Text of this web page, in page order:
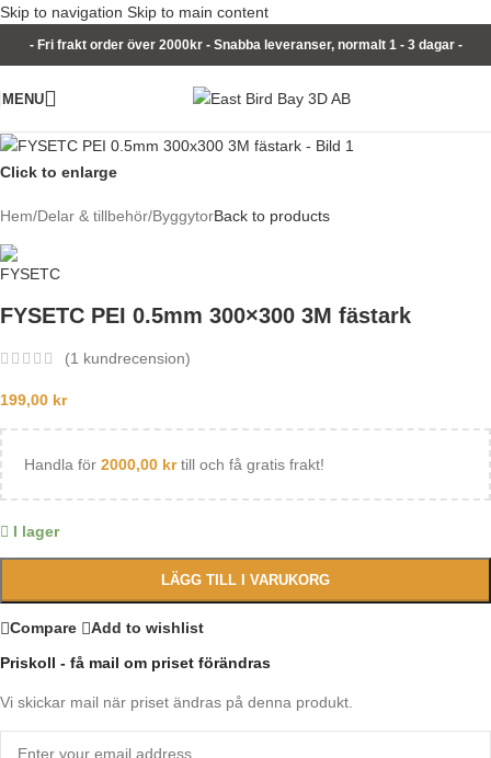
Skip to navigation Skip to main content
- Fri frakt order över 2000kr - Snabba leveranser, normalt 1 - 3 dagar -
MENU
Click to enlarge
Hem/Delar & tillbehör/ByggytorBack to products
FYSETC PEI 0.5mm 300×300 3M fästark
(1 kundrecension)
199,00 kr
Handla för 2000,00 krtill och få gratis frakt!
I lager
LÄGG TILL I VARUKORG
Compare
Add to wishlist
Priskoll - få mail om priset förändras
Vi skickar mail när priset ändras på denna produkt.